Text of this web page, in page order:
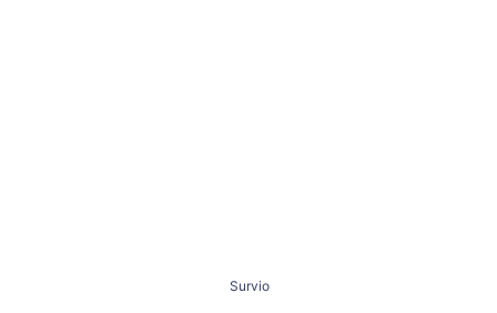
Survio